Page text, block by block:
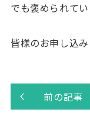
でも褒められてい
皆様のお申し込み
前の記事